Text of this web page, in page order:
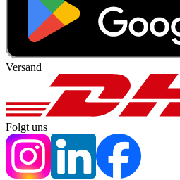
Versand
Folgt uns